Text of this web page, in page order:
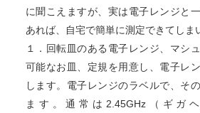
に聞こえますが、実は電子レンジと
あれば、自宅で簡単に測定できてしま
１．回転皿のある電子レンジ、マシ
可能なお皿、定規を用意し、電子レ
します。電子レンジのラベルで、そ
ます。通常は2.45GHz（ギガ